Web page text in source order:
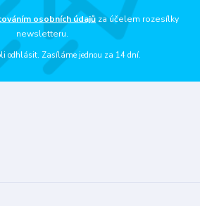
osobních údajůza účelem rozesílky
newsletteru.
odhlásit. Zasíláme jednou za 14 dní.